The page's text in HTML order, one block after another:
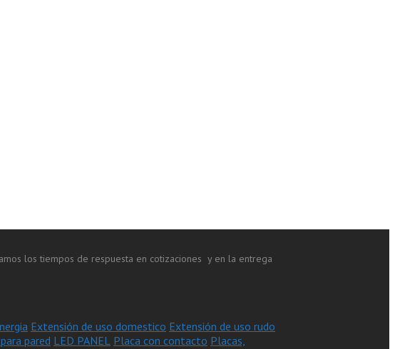
los tiempos de respuesta en cotizaciones y en la entrega
Extensión de uso domestico Extensión de uso rudo
pared LED PANEL Placa con contacto Placas,